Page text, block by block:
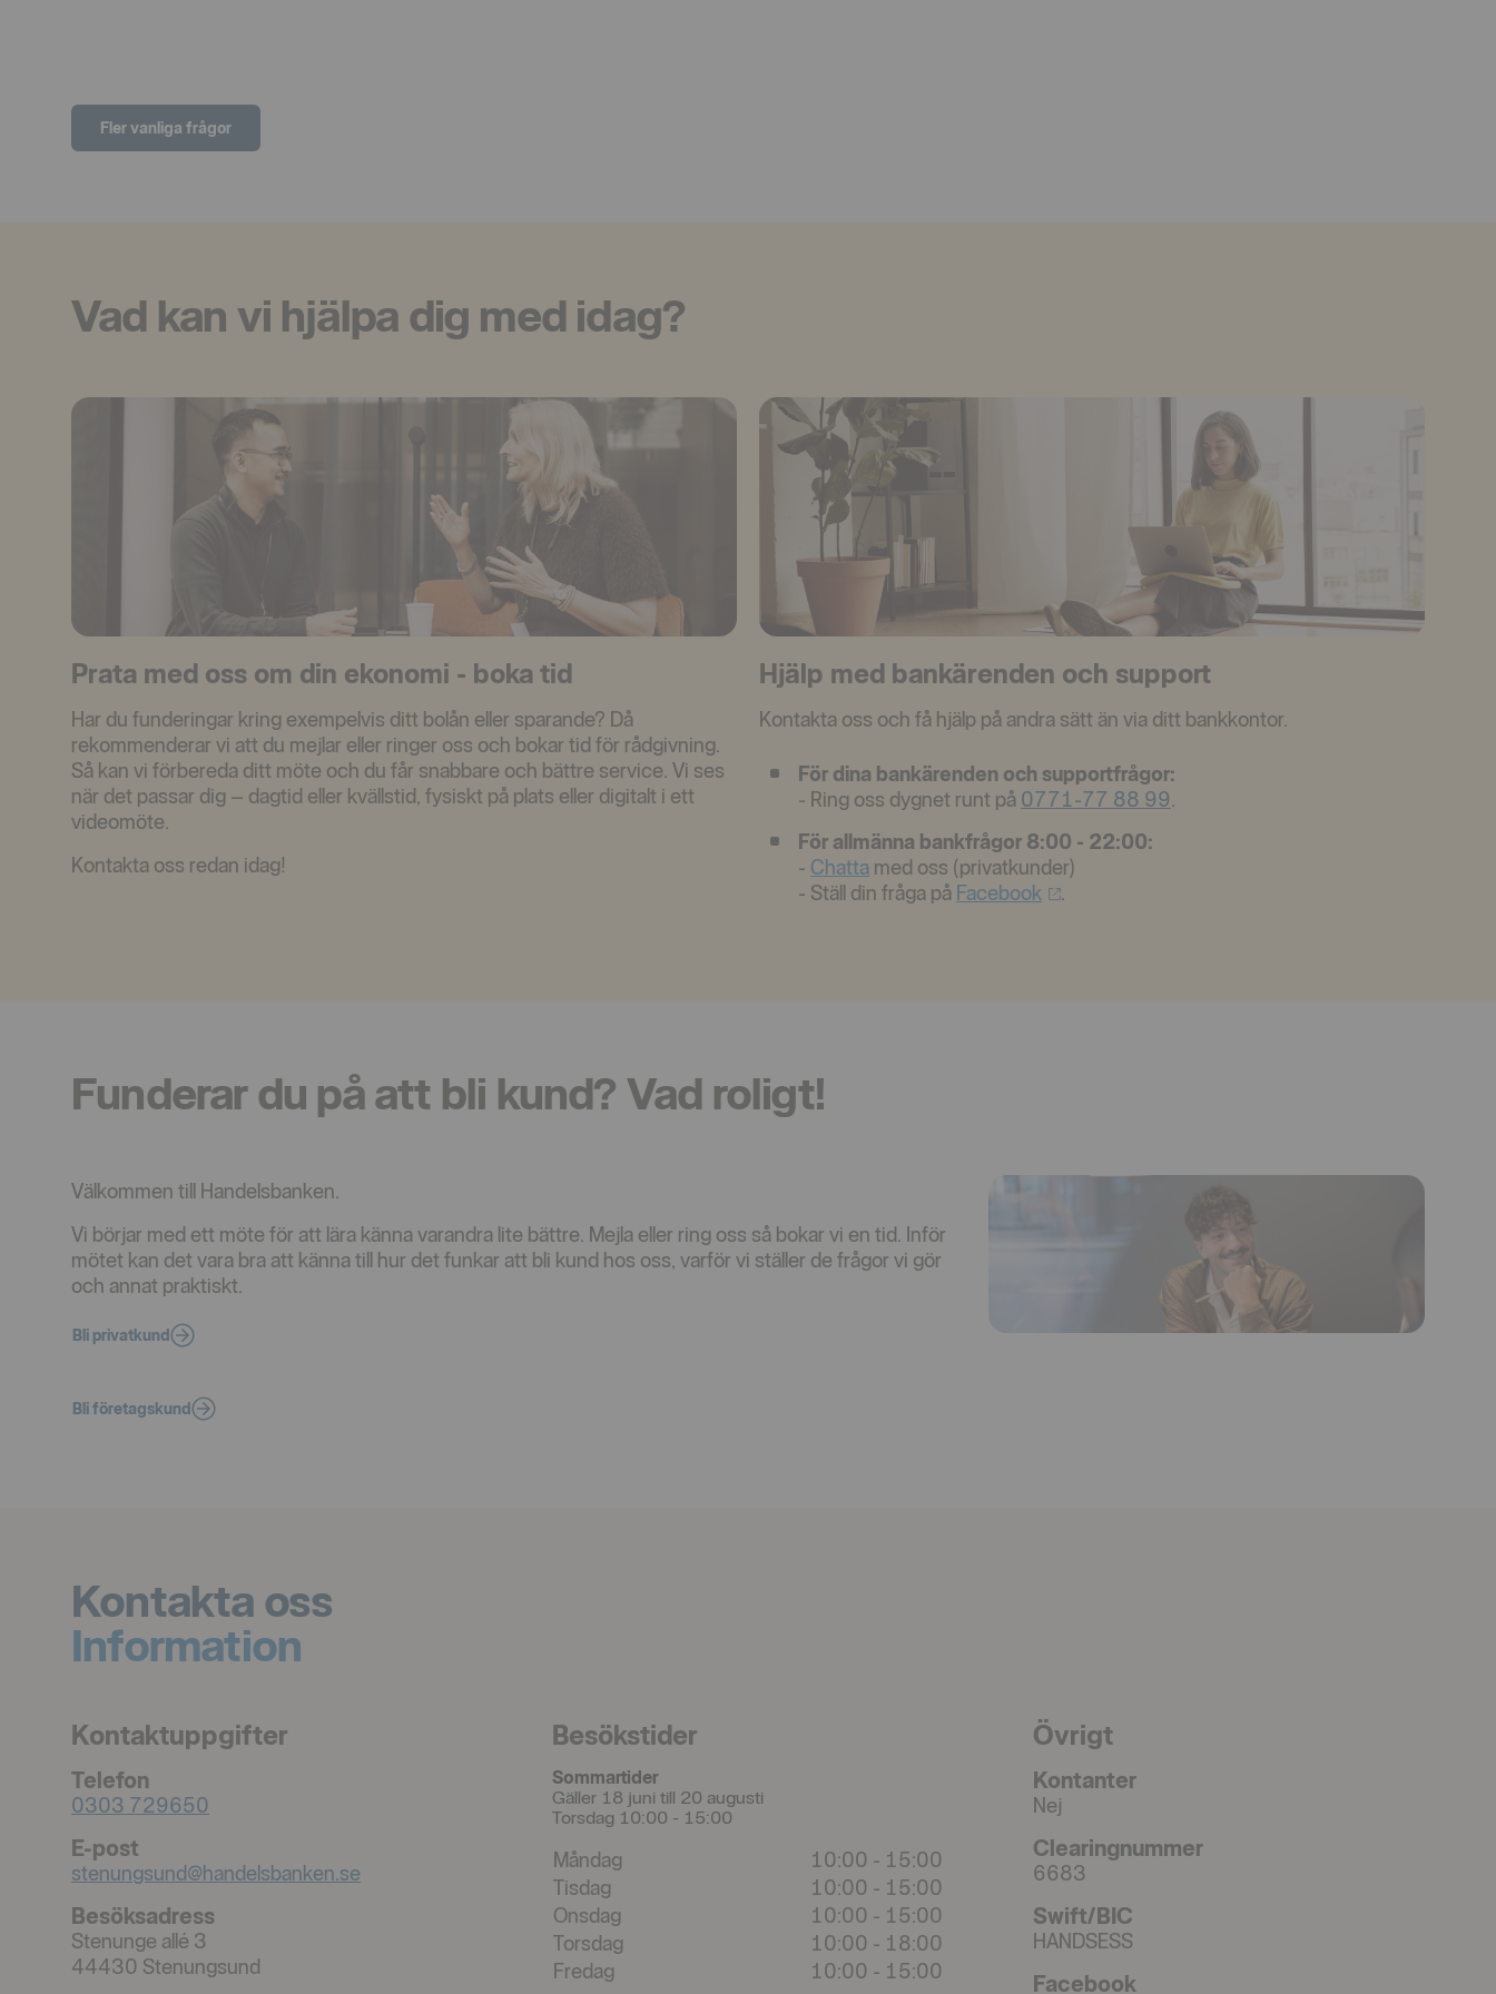
Fler vanliga frågor
Vad kan vi hjälpa dig med idag?
Prata med oss om din ekonomi - boka tid
Har du funderingar kring exempelvis ditt bolån eller sparande? Då
rekommenderar vi att du mejlar eller ringer oss och bokar tid för rådgivning.
Så kan vi förbereda ditt möte och du får snabbare och bättre service. Vi ses
när det passar dig – dagtid eller kvällstid, fysiskt på plats eller digitalt i ett
videomöte.
Kontakta oss redan idag!
Hjälp med bankärenden och support
Kontakta oss och få hjälp på andra sätt än via ditt bankkontor.
För dina bankärenden och supportfrågor:
- Ring oss dygnet runt på 0771-77 88 99.
För allmänna bankfrågor 8:00 - 22:00:
- Chatta med oss (privatkunder)
- Ställ din fråga på Facebook .
Funderar du på att bli kund? Vad roligt!
Välkommen till Handelsbanken.
Vi börjar med ett möte för att lära känna varandra lite bättre. Mejla eller ring oss så bokar vi en tid. Inför
mötet kan det vara bra att känna till hur det funkar att bli kund hos oss, varför vi ställer de frågor vi gör
och annat praktiskt.
Bli privatkund
Bli företagskund
Kontakta oss
Information
Kontaktuppgifter
Telefon
0303 729650
E-post
stenungsund@handelsbanken.se
Besöksadress
Stenunge allé 3
44430 Stenungsund
Besökstider
Sommartider
Gäller 18 juni till 20 augusti
Torsdag 10:00 - 15:00
Måndag 10:00 - 15:00
Tisdag
10:00 - 15:00
Onsdag
10:00 - 15:00
Torsdag
10:00 - 18:00
Fredag
10:00 - 15:00
Övrigt
Kontanter
Nej
Clearingnummer
6683
Swift/BIC
HANDSESS
Facebook